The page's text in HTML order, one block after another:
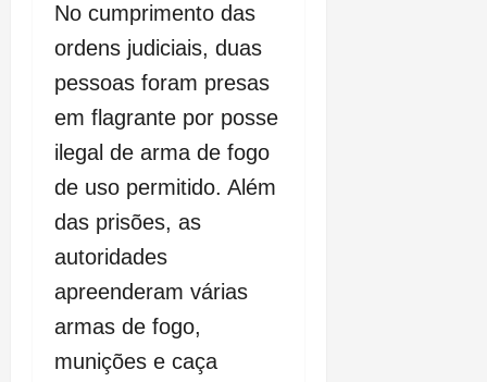
No cumprimento das
ordens judiciais, duas
pessoas foram presas
em flagrante por posse
ilegal de arma de fogo
de uso permitido. Além
das prisões, as
autoridades
apreenderam várias
armas de fogo,
munições e caça